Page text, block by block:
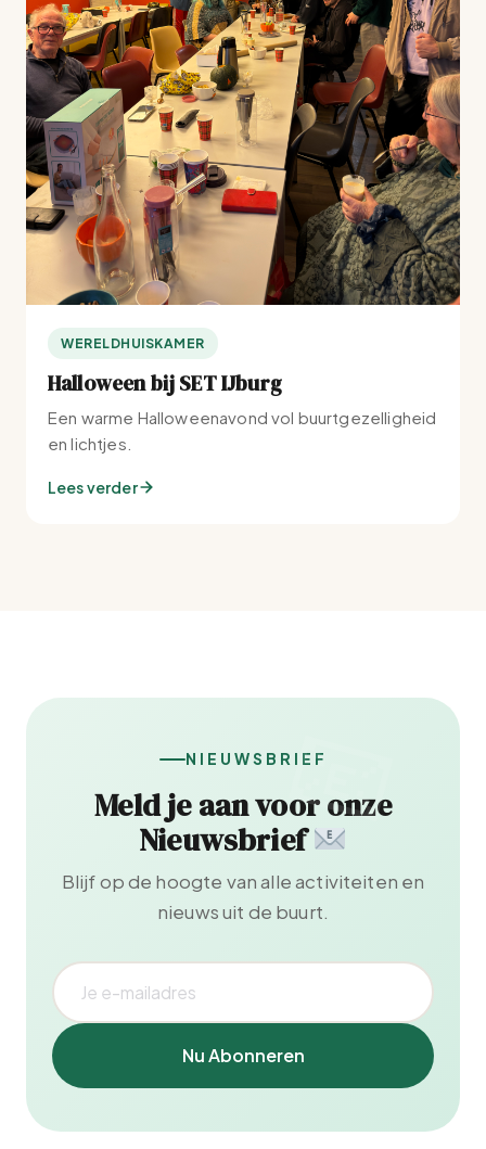
WERELDHUISKAMER
Halloween bij SET IJburg
Een warme Halloweenavond vol buurtgezelligheid
en lichtjes.
Lees verder
NIEUWSBRIEF
Meld je aan voor onze
Nieuwsbrief
Blijf op de hoogte van alle activiteiten en
nieuws uit de buurt.
Nu Abonneren